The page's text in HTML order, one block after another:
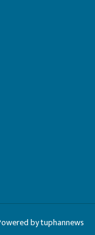
by tuphannews